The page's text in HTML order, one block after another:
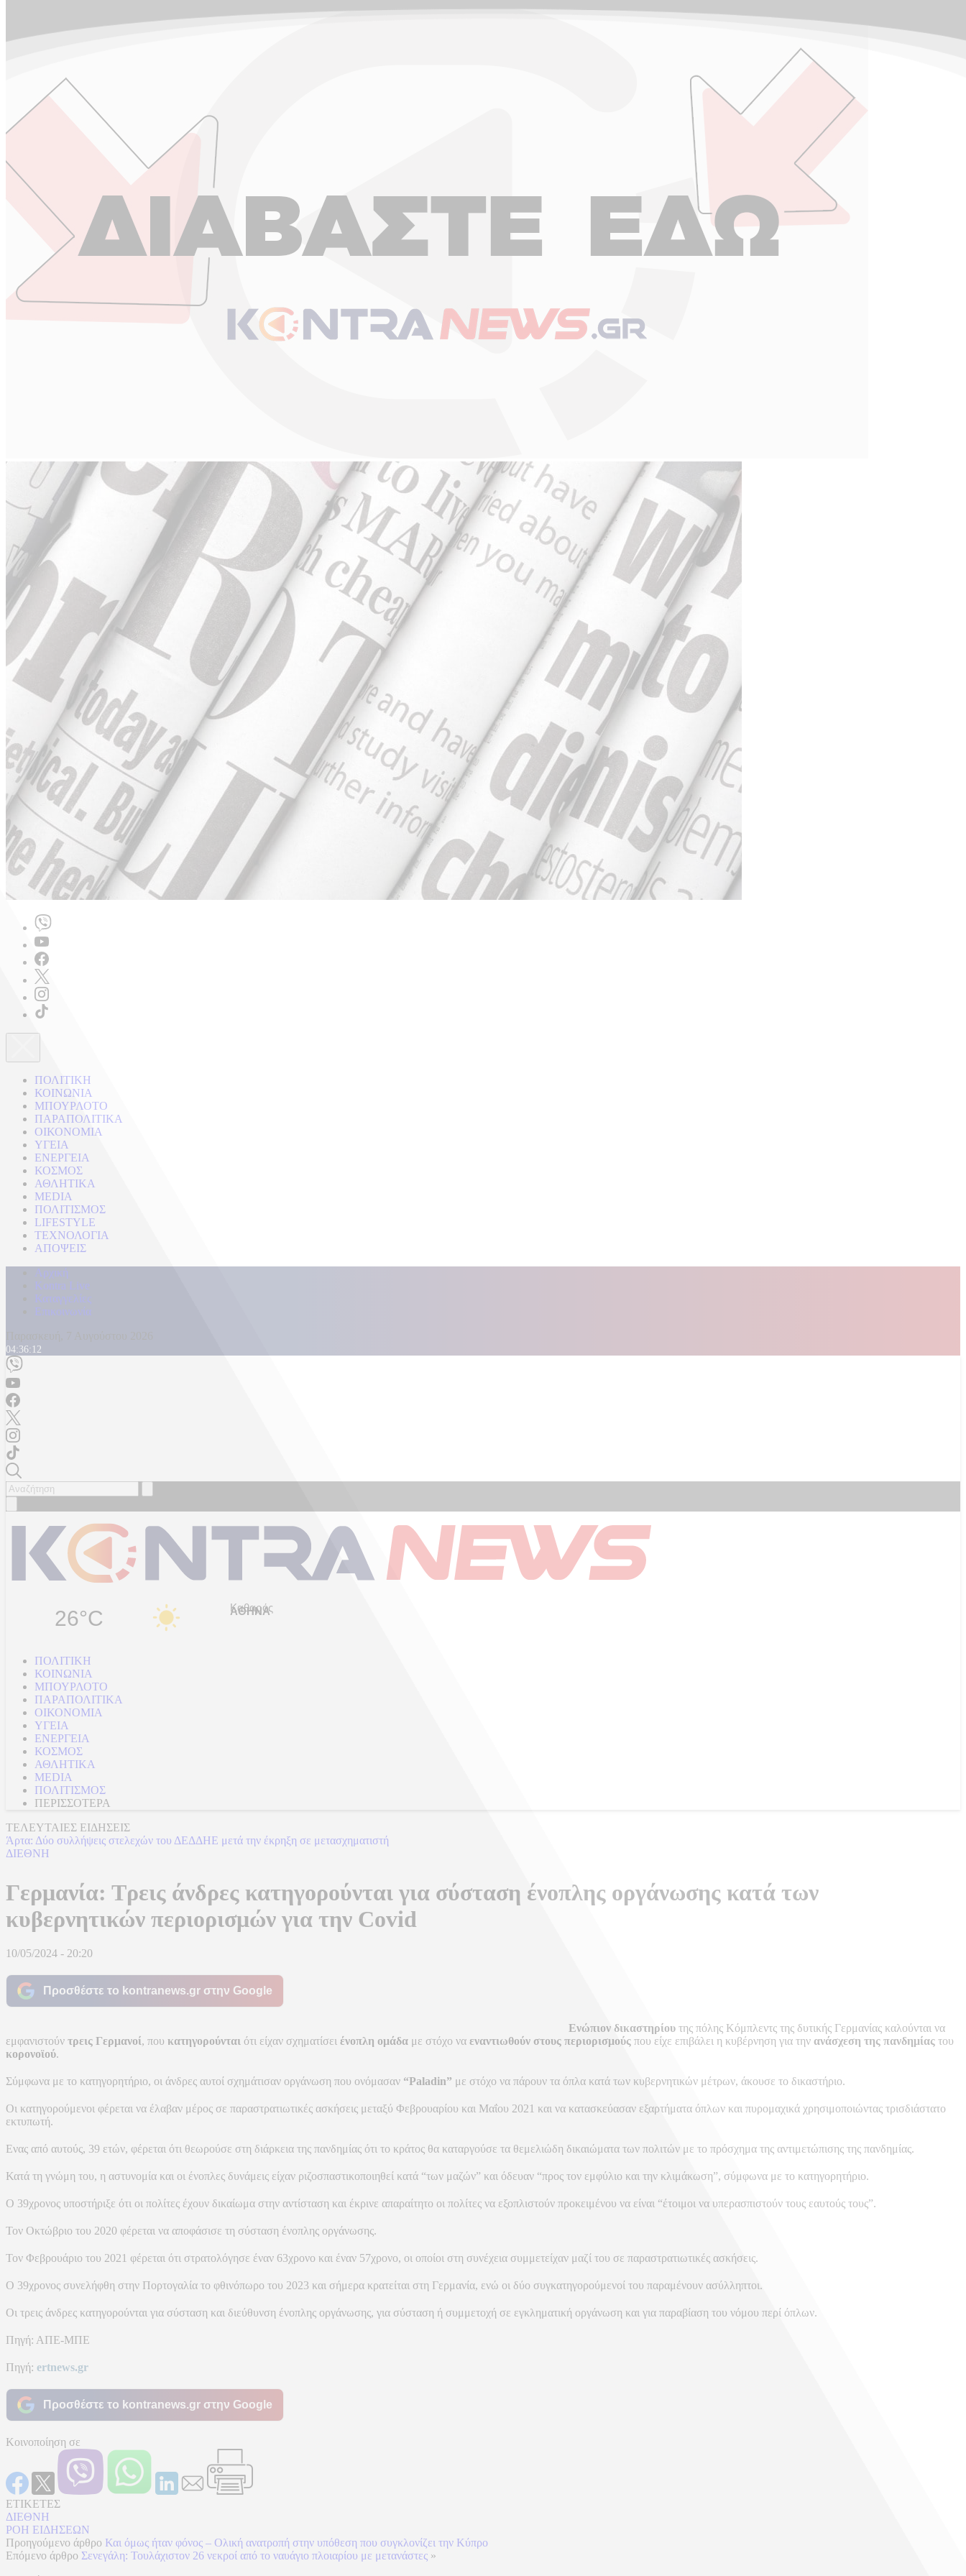
ΠΟΛΙΤΙΚΗ
ΚΟΙΝΩΝΙΑ
ΜΠΟΥΡΛΟΤΟ
ΠΑΡΑΠΟΛΙΤΙΚΑ
ΟΙΚΟΝΟΜΙΑ
ΥΓΕΙΑ
ΕΝΕΡΓΕΙΑ
ΚΟΣΜΟΣ
ΑΘΛΗΤΙΚΑ
MEDIA
ΠΟΛΙΤΙΣΜΟΣ
LIFESTYLE
ΤΕΧΝΟΛΟΓΙΑ
ΑΠΟΨΕΙΣ
Αρχική
Kontra Live
Καταγγελίες
Επικοινωνία
04:36:15
26°C Καθαρός
ΠΟΛΙΤΙΚΗ
ΚΟΙΝΩΝΙΑ
ΜΠΟΥΡΛΟΤΟ
ΠΑΡΑΠΟΛΙΤΙΚΑ
ΟΙΚΟΝΟΜΙΑ
ΥΓΕΙΑ
ΕΝΕΡΓΕΙΑ
ΚΟΣΜΟΣ
ΑΘΛΗΤΙΚΑ
MEDIA
ΠΟΛΙΤΙΣΜΟΣ
ΠΕΡΙΣΣΟΤΕΡΑ
ΤΕΛΕΥΤΑΙΕΣ ΕΙΔΗΣΕΙΣ
Άρτα: Δύο συλλήψεις στελεχών του ΔΕΔΔΗΕ μετά την έκρηξη σε μετασχηματιστή
ΔΙΕΘΝΗ
Γερμανία: Τρεις άνδρες κατηγορούνται για σύσταση ένοπλης οργάνωσης κατά των
κυβερνητικών περιορισμών για την Covid
10/05/2024 - 20:20
Προσθέστε το kontranews.gr στην Google
Ενώπιον δικαστηρίου της πόλης Κόμπλεντς της δυτικής Γερμανίας καλούνται να
εμφανιστούν τρεις Γερμανοί, που κατηγορούνται ότι είχαν σχηματίσει ένοπλη ομάδα με στόχο να εναντιωθούν στους περιορισμούς που είχε επιβάλει η κυβέρνηση για την ανάσχεση της πανδημίας του
κορονοϊού.
Σύμφωνα με το κατηγορητήριο, οι άνδρες αυτοί σχημάτισαν οργάνωση που ονόμασαν “Paladin” με στόχο να πάρουν τα όπλα κατά των κυβερνητικών μέτρων, άκουσε το δικαστήριο.
Οι κατηγορούμενοι φέρεται να έλαβαν μέρος σε παραστρατιωτικές ασκήσεις μεταξύ Φεβρουαρίου και Μαΐου 2021 και να κατασκεύασαν εξαρτήματα όπλων και πυρομαχικά χρησιμοποιώντας τρισδιάστατο
εκτυπωτή.
Ενας από αυτούς, 39 ετών, φέρεται ότι θεωρούσε στη διάρκεια της πανδημίας ότι το κράτος θα καταργούσε τα θεμελιώδη δικαιώματα των πολιτών με το πρόσχημα της αντιμετώπισης της πανδημίας.
Κατά τη γνώμη του, η αστυνομία και οι ένοπλες δυνάμεις είχαν ριζοσπαστικοποιηθεί κατά “των μαζών” και όδευαν “προς τον εμφύλιο και την κλιμάκωση”, σύμφωνα με το κατηγορητήριο.
Ο 39χρονος υποστήριξε ότι οι πολίτες έχουν δικαίωμα στην αντίσταση και έκρινε απαραίτητο οι πολίτες να εξοπλιστούν προκειμένου να είναι “έτοιμοι να υπερασπιστούν τους εαυτούς τους”.
Τον Οκτώβριο του 2020 φέρεται να αποφάσισε τη σύσταση ένοπλης οργάνωσης.
Τον Φεβρουάριο του 2021 φέρεται ότι στρατολόγησε έναν 63χρονο και έναν 57χρονο, οι οποίοι στη συνέχεια συμμετείχαν μαζί του σε παραστρατιωτικές ασκήσεις.
Ο 39χρονος συνελήφθη στην Πορτογαλία το φθινόπωρο του 2023 και σήμερα κρατείται στη Γερμανία, ενώ οι δύο συγκατηγορούμενοί του παραμένουν ασύλληπτοι.
Οι τρεις άνδρες κατηγορούνται για σύσταση και διεύθυνση ένοπλης οργάνωσης, για σύσταση ή συμμετοχή σε εγκληματική οργάνωση και για παραβίαση του νόμου περί όπλων.
Πηγή: ΑΠΕ-ΜΠΕ
Πηγή: ertnews.gr
Προσθέστε το kontranews.gr στην Google
Κοινοποίηση σε
ΕΤΙΚΕΤΕΣ
ΔΙΕΘΝΗ
ΡΟΗ ΕΙΔΗΣΕΩΝ
Προηγούμενο άρθρο Και όμως ήταν φόνος – Ολική ανατροπή στην υπόθεση που συγκλονίζει την Κύπρο
Επόμενο άρθρο Σενεγάλη: Τουλάχιστον 26 νεκροί από το ναυάγιο πλοιαρίου με μετανάστες »